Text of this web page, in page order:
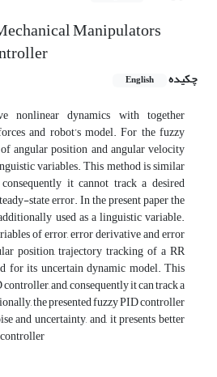
Manipulators
چکیده English
nonlinear dynamics with together
and robot’s model. For the fuzzy
angular position and angular velocity
variables. This method is similar
consequently it cannot track a desired
state error. In the present paper the
used as a linguistic variable.
of error, error derivative and error
position, trajectory tracking of a RR
for its uncertain dynamic model. This
and,consequentlyit can track a
the presented fuzzy PID controller
and uncertainty, and, itpresentsbetter